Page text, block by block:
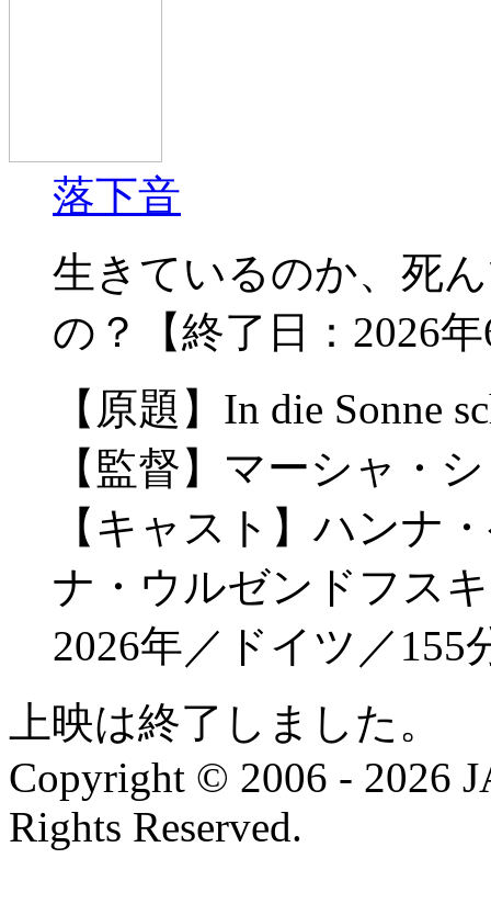
落下音
生きているのか、死
の？【終了日：2026
【原題】In die Sonne
【監督】マーシャ・
【キャスト】ハンナ
ナ・ウルゼンドフス
2026年／ドイツ／155
上映は終了しました。
Copyright © 2006 - 2026
Rights Reserved.